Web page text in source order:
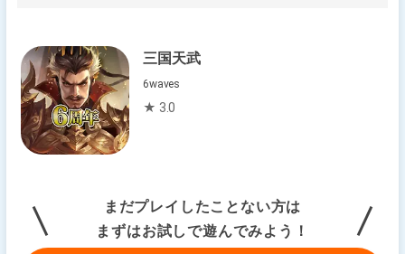
三国天武
6waves
★ 3.0
まだプレイしたことない方は
まずはお試しで遊んでみよう！